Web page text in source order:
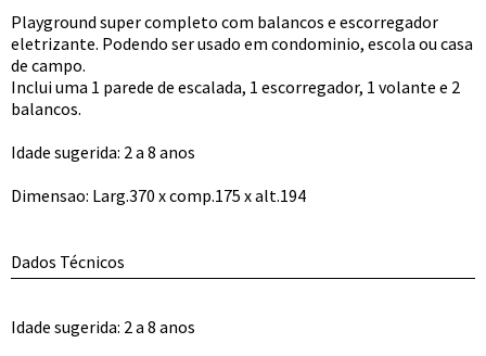
Playground super completo com balancos e escorregador
eletrizante. Podendo ser usado em condominio, escola ou casa
de campo.
Inclui uma 1 parede de escalada, 1 escorregador, 1 volante e 2
balancos.
Idade sugerida: 2 a 8 anos
Dimensao: Larg.370 x comp.175 x alt.194
Dados Técnicos
Idade sugerida: 2 a 8 anos